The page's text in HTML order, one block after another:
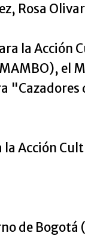
Rosa
la Acción
el
Acción
de Bogotá